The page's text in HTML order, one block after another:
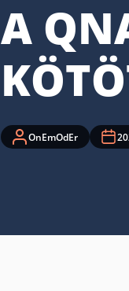
A
OnEmOdEr